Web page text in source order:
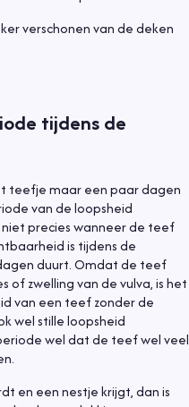
verschonen van de deken
tijdens de
teefje maar een paar dagen
van de loopsheid
precies wanneer de teef
is tijdens de
duurt. Omdat de teef
of zwelling van de vulva, is het
van een teef zonder de
wel stille loopsheid
wel dat de teef wel veel
en een nestje krijgt, dan is